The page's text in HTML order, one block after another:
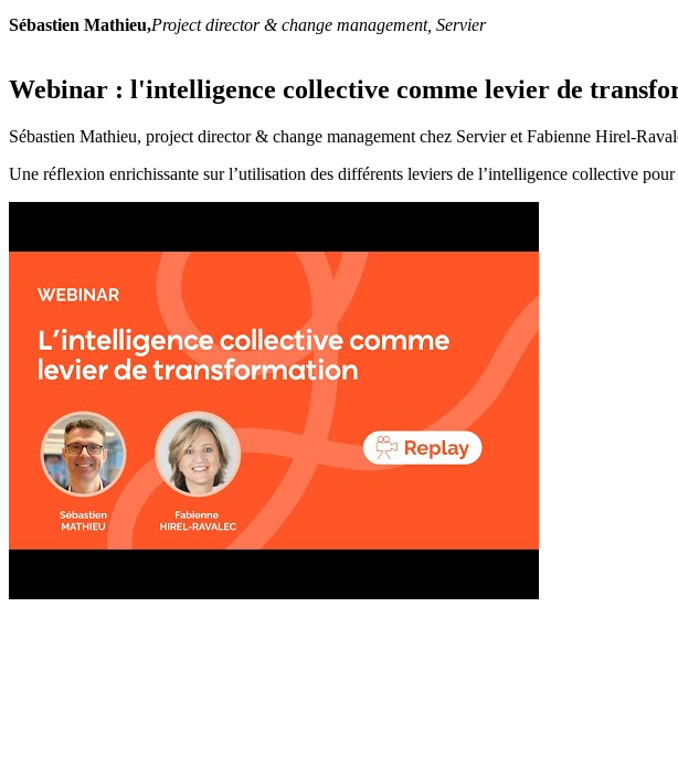
Sébastien Mathieu,Project director & change management, Servier
Webinar : l'intelligence collective comme levier de
Sébastien Mathieu, project director & change management chez Servier et Fabienne Hirel-
Une réflexion enrichissante sur l’utilisation des différents leviers de l’intelligence collective